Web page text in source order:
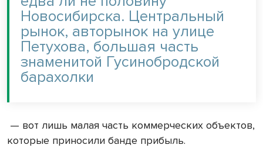
Новосибирска. Центральный
рынок, авторынок на улице
Петухова, большая часть
знаменитой Гусинобродской
барахолки
— вот лишь малая часть коммерческих объектов,
которые приносили банде прибыль.